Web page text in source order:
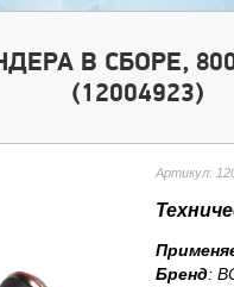
В СБОРЕ,
(12004923)
Артикул:
Бренд: